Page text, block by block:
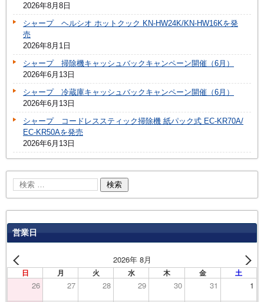
2026年8月8日
シャープ ヘルシオ ホットクック KN-HW24K/KN-HW16Kを発
売
2026年8月1日
シャープ 掃除機キャッシュバックキャンペーン開催（6月）
2026年6月13日
シャープ 冷蔵庫キャッシュバックキャンペーン開催（6月）
2026年6月13日
シャープ コードレススティック掃除機 紙パック式 EC-KR70A/
EC-KR50Aを発売
2026年6月13日
営業日
2026年 8月
日 月 火 水 木 金 土
26 27 28 29 30 31 1